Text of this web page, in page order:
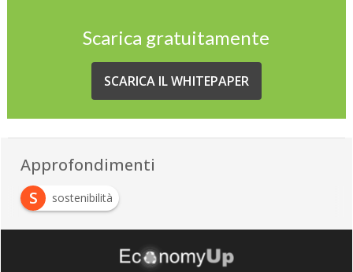
Scarica gratuitamente
SCARICA IL WHITEPAPER
Approfondimenti
S
sostenibilità